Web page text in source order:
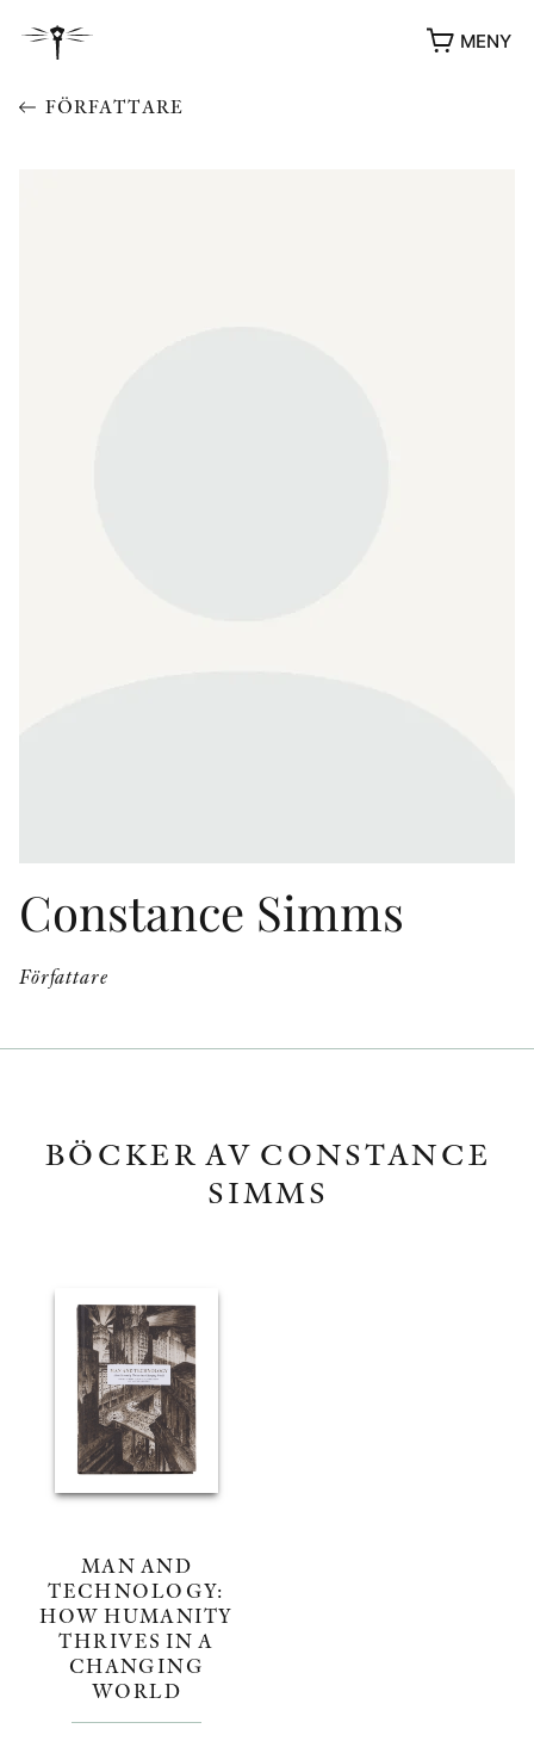
MENY
FÖRFATTARE
Constance Simms
Författare
BÖCKER AV CONSTANCE
SIMMS
MAN AND
TECHNOLOGY:
HOW HUMANITY
THRIVES IN A
CHANGING
WORLD